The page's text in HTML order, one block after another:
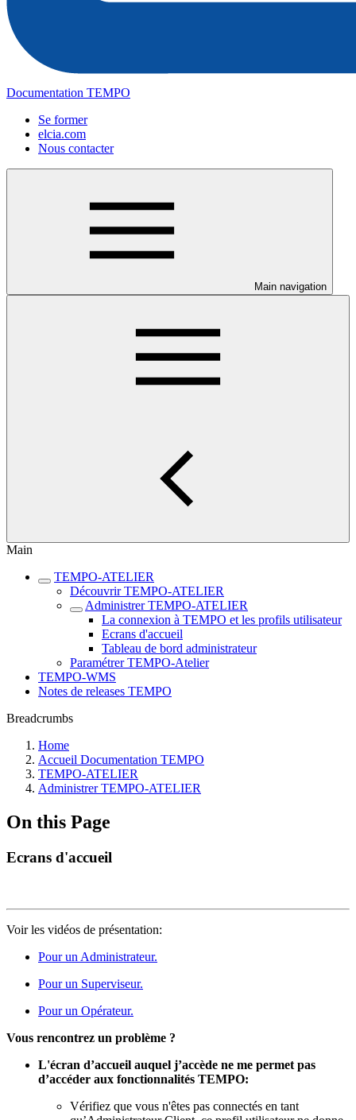
Documentation TEMPO
Se former
elcia.com
Nous contacter
Main navigation
Main
TEMPO-ATELIER
Découvrir TEMPO-ATELIER
Administrer TEMPO-ATELIER
La connexion à TEMPO et les profils utilisateur
Ecrans d'accueil
Tableau de bord administrateur
Paramétrer TEMPO-Atelier
TEMPO-WMS
Notes de releases TEMPO
Breadcrumbs
Home
Accueil Documentation TEMPO
TEMPO-ATELIER
Administrer TEMPO-ATELIER
On this Page
Ecrans d'accueil
Voir les vidéos de présentation:
Pour un Administrateur.
Pour un Superviseur.
Pour un Opérateur.
Vous rencontrez un problème ?
L'écran d’accueil auquel j’accède ne me permet pas
d’accéder aux fonctionnalités TEMPO:
Vérifiez que vous n'êtes pas connectés en tant